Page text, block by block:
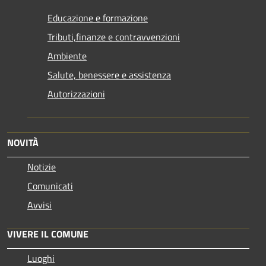
Educazione e formazione
Tributi,finanze e contravvenzioni
Ambiente
Salute, benessere e assistenza
Autorizzazioni
NOVITÀ
Notizie
Comunicati
Avvisi
VIVERE IL COMUNE
Luoghi